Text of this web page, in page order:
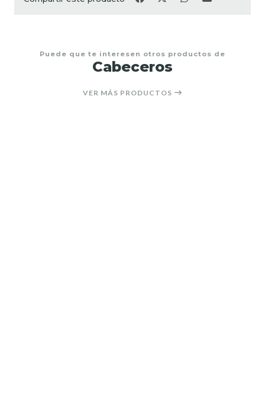
Puede que te interesen otros productos de
Cabeceros
VER MÁS PRODUCTOS